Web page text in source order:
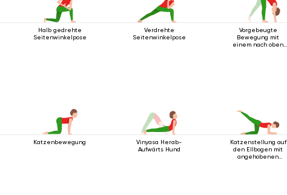
Halb gedrehte
Seitenwinkelpose
Verdrehte
Seitenwinkelpose
Vorgebeugte
Bewegung mit
einem nach oben
Katzenbewegung
Vinyasa Herab-
Aufwärts Hund
Katzenstellung auf
den Ellbogen mit
angehobenen